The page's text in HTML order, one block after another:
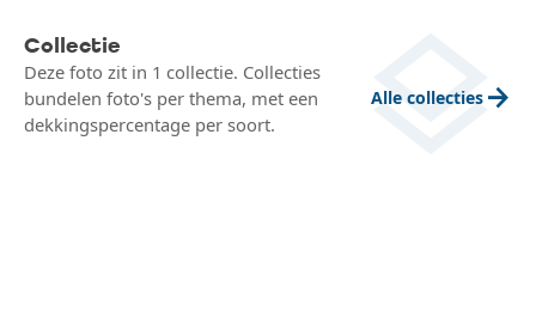
layers
Collectie
Deze foto zit in 1 collectie. Collecties
bundelen foto's per thema, met een
dekkingspercentage per soort.
Alle collecties arrow_forward